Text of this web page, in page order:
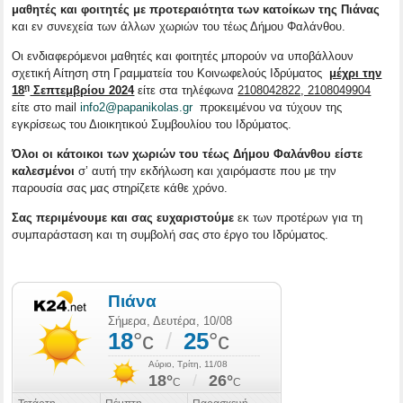
μαθητές και φοιτητές με προτεραιότητα των κατοίκων της Πιάνας
και εν συνεχεία των άλλων χωριών του τέως Δήμου Φαλάνθου.
Οι ενδιαφερόμενοι μαθητές και φοιτητές μπορούν να υποβάλλουν
σχετική Αίτηση στη Γραμματεία του Κοινωφελούς Ιδρύματος μέχρι την
18η Σεπτεμβρίου 2024είτε στα τηλέφωνα2108042822, 2108049904
είτε στο mailinfo2@papanikolas.grπροκειμένου να τύχουν της
εγκρίσεως του Διοικητικού Συμβουλίου του Ιδρύματος.
Όλοι οι κάτοικοι των χωριών του τέως Δήμου Φαλάνθου είστε
καλεσμένοισ’ αυτή την εκδήλωση και χαιρόμαστε που με την
παρουσία σας μας στηρίζετε κάθε χρόνο.
Σας περιμένουμε και σας ευχαριστούμε εκ των προτέρων για τη
συμπαράσταση και τη συμβολή σας στο έργο του Ιδρύματος.